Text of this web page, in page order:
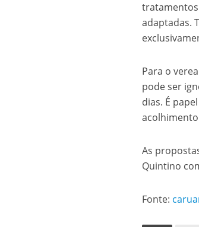
adaptadas.
Para o
pode ser
dias. É
As
Quintino
Fonte: